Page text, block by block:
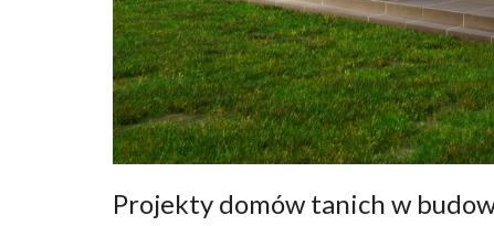
Projekty domów tanich w